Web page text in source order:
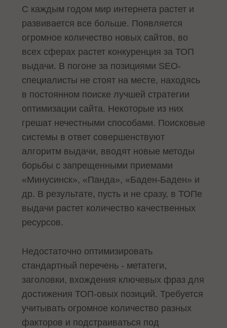
С каждым годом мир интернета растет и
развивается все больше. Появляется
огромное количество новых сайтов, во
всех сферах растет конкуренция за ТОП
выдачи. В погоне за позициями SEO-
специалисты не стоят на месте, находясь
в постоянном поиске лучшей стратегии
оптимизации сайта. Некоторые из них
грешат нечестными способами. Поисковые
системы в ответ совершенствуют
алгоритм выдачи, вводят новые методы
борьбы с запрещенными приемами
«Минусинск», «Панда», «Баден-Баден» и
др. В результате, пусть и не сразу, в ТОПе
выдачи растет количество качественных
ресурсов.
Недостаточно оптимизировать
стандартный перечень - метатеги,
заголовки, вхождения ключевых фраз для
достижения ТОП-овых позиций. Требуется
учитывать огромное количество разных
факторов и подстраиваться под